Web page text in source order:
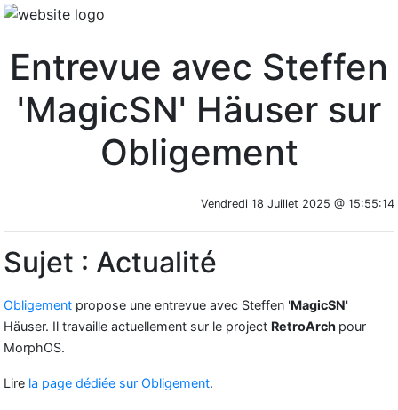
Entrevue avec Steffen
'MagicSN' Häuser sur
Obligement
Vendredi 18 Juillet 2025 @ 15:55:14
Sujet : Actualité
Obligement propose une entrevue avec Steffen 'MagicSN'
Häuser. Il travaille actuellement sur le project RetroArch pour
MorphOS.
Lire la page dédiée sur Obligement.